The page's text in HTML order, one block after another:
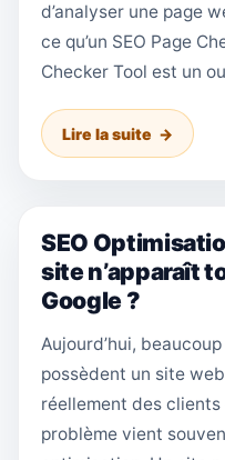
d’analyser une page
ce qu’un SEO Page
Checker Tool est un
Lire la suite
SEO
site n’apparaît
Google ?
Aujourd’hui,
possèdent un site
réellement des clients
problème vient